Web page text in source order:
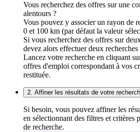
Vous recherchez des offres sur une
alentours ?
Vous pouvez y associer un rayon de
0 et 100 km (par défaut la valeur
Si vous recherchez des offres sur
devez alors effectuer deux recherches
Lancez votre recherche en cliquant
offres d'emploi correspondant à vos
restituée.
2. Affiner les résultats de votre
Si besoin, vous pouvez affiner les
en sélectionnant des filtres et critères
de recherche.